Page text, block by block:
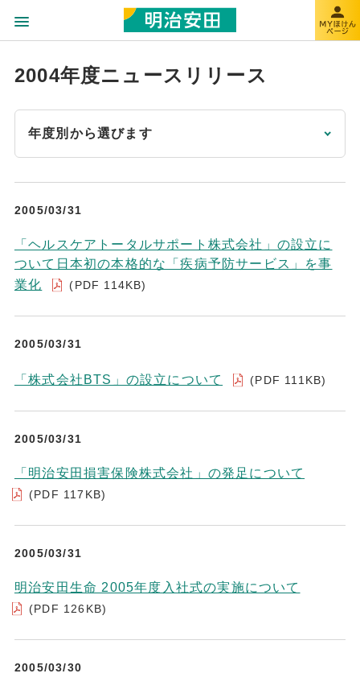
2004年度ニュースリリース
年度別から選びます
2005/03/31
「ヘルスケアトータルサポート株式会社」の設立に
ついて日本初の本格的な「疾病予防サービス」を事
業化
(PDF 114KB)
2005/03/31
「株式会社BTS」の設立について (PDF 111KB)
2005/03/31
「明治安田損害保険株式会社」の発足について
(PDF 117KB)
2005/03/31
明治安田生命 2005年度入社式の実施について
(PDF 126KB)
2005/03/30